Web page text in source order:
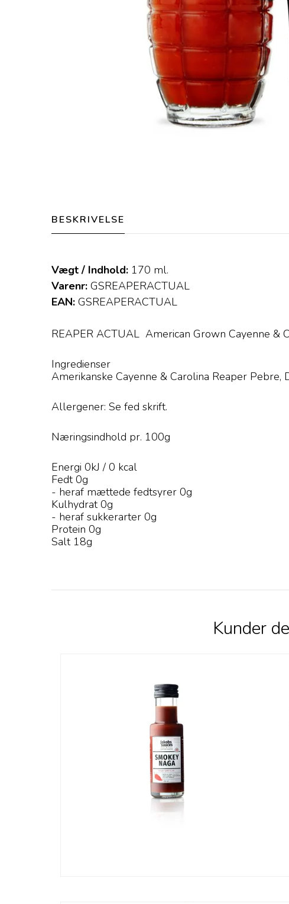
BESKRIVELSE
Vægt / Indhold: 170 ml.
Varenr: GSREAPERACTUAL
EAN: GSREAPERACTUAL
REAPER ACTUAL American Grown Cayenne &
Ingredienser
Amerikanske Cayenne & Carolina Reaper Pebre,
Allergener: Se fed skrift.
Næringsindhold pr. 100g
Energi 0kJ / 0 kcal
Fedt 0g
- heraf mættede fedtsyrer 0g
Kulhydrat 0g
- heraf sukkerarter 0g
Protein 0g
Salt 18g
Kunder